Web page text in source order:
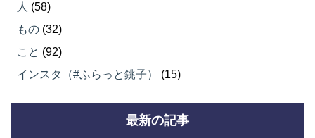
人 (58)
もの (32)
こと (92)
インスタ（#ふらっと銚子）
(15)
最新の記事